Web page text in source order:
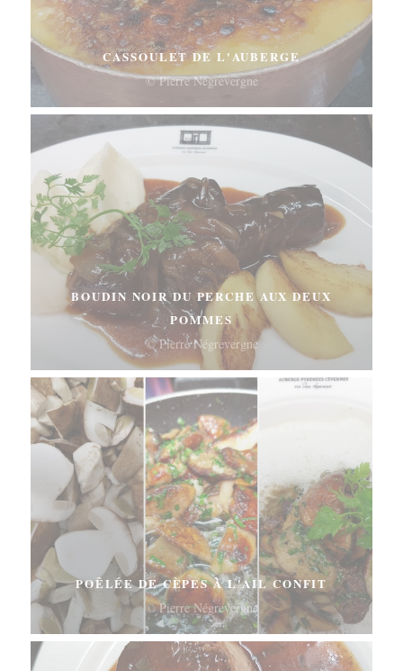
CASSOULET DE L'AUBERGE
© Pierre Négrevergne
BOUDIN NOIR DU PERCHE AUX DEUX
POMMES
© Pierre Négrevergne
POÊLÉE DE CÈPES À L'AIL CONFIT
© Pierre Négrevergne